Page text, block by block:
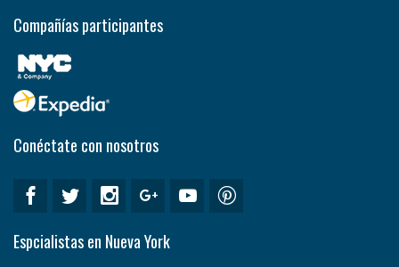
Compañías participantes
Conéctate con nosotros
Espcialistas en Nueva York